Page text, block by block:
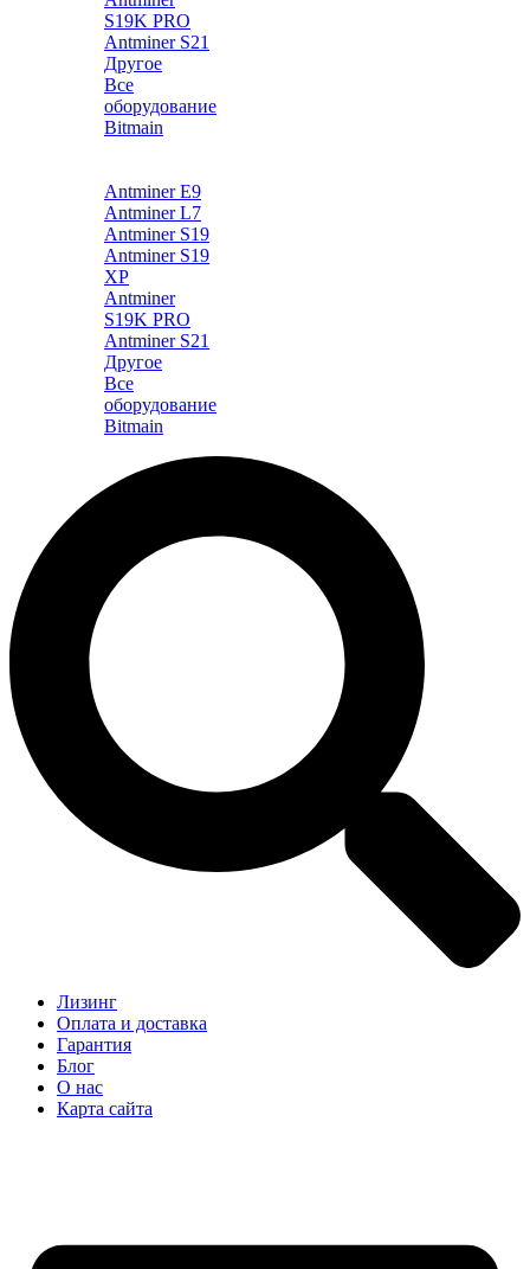
S19K PRO
Antminer S21
Другое
Все
оборудование
Bitmain
Antminer E9
Antminer L7
Antminer S19
Antminer S19
XP
Antminer
S19K PRO
Antminer S21
Другое
Все
оборудование
Bitmain
Лизинг
Оплата и доставка
Гарантия
Блог
О нас
Карта сайта